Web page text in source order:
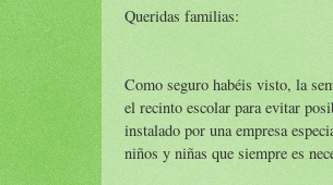
Queridas familias:
Como seguro habéis visto, la
el recinto escolar para evitar
instalado por una empresa
niños y niñas que siempre es